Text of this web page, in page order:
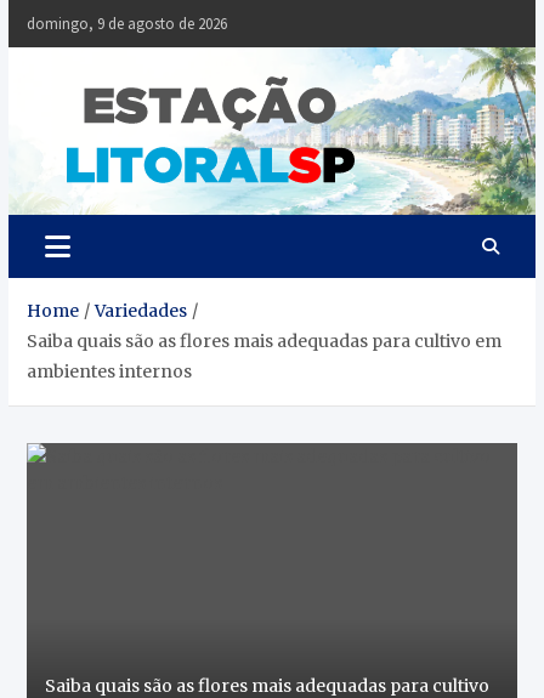
Skip
domingo, 9 de agosto de 2026
Litoral
Notícias da
Baixada Santista
Home
Variedades
Saiba quais são as flores mais adequadas para cultivo em
ambientes internos
Saiba quais são as flores mais adequadas para cultivo